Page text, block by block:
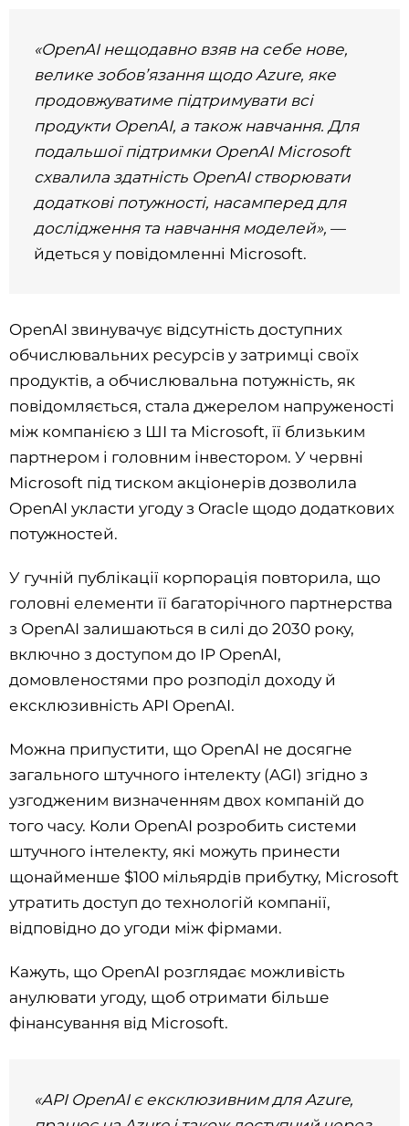
«OpenAI нещодавно взяв на себе нове,
велике зобов’язання щодо Azure, яке
продовжуватиме підтримувати всі
продукти OpenAI, а також навчання. Для
подальшої підтримки OpenAI Microsoft
схвалила здатність OpenAI створювати
додаткові потужності, насамперед для
дослідження та навчання моделей»,—
йдеться у повідомленні Microsoft.
OpenAI звинувачує відсутність доступних
обчислювальних ресурсів у затримці своїх
продуктів, а обчислювальна потужність, як
повідомляється, стала джерелом напруженості
між компанією з ШІ та Microsoft, її близьким
партнером і головним інвестором. У червні
Microsoft під тиском акціонерів дозволила
OpenAI укласти угоду з Oracle щодо додаткових
потужностей.
У гучній публікації корпорація повторила, що
головні елементи її багаторічного партнерства
з OpenAI залишаються в силі до 2030 року,
включно з доступом до IP OpenAI,
домовленостями про розподіл доходу й
ексклюзивність API OpenAI.
Можна припустити, що OpenAI не досягне
загального штучного інтелекту (AGI) згідно з
узгодженим визначенням двох компаній до
того часу. Коли OpenAI розробить системи
штучного інтелекту, які можуть принести
щонайменше $100 мільярдів прибутку, Microsoft
утратить доступ до технологій компанії,
відповідно до угоди між фірмами.
Кажуть, що OpenAI розглядає можливість
анулювати угоду, щоб отримати більше
фінансування від Microsoft.
«API OpenAI є ексклюзивним для Azure,